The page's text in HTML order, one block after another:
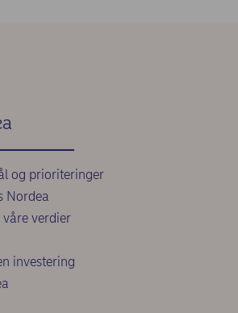
og prioriteringer
Nordea
verdier
investering